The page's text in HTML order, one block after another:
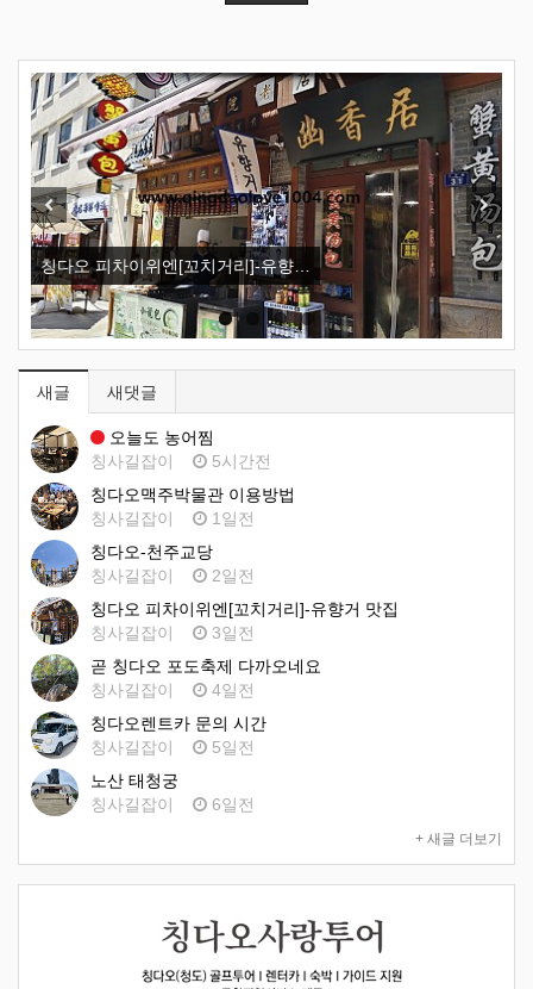
칭다오 피차이위엔[꼬치거리]-유향…
Previous Next
새글 새댓글
오늘도 농어찜
칭사길잡이
5시간전
칭다오맥주박물관 이용방법
칭사길잡이
1일전
칭다오-천주교당
칭사길잡이
2일전
칭다오 피차이위엔[꼬치거리]-유향거 맛집
칭사길잡이
3일전
곧 칭다오 포도축제 다까오네요
칭사길잡이
4일전
칭다오렌트카 문의 시간
칭사길잡이
5일전
노산 태청궁
칭사길잡이
6일전
+ 새글 더보기